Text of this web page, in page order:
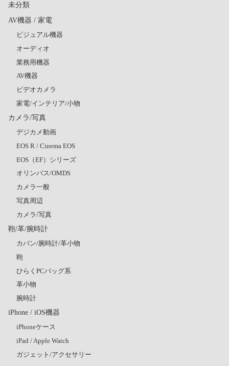
未分類
AV機器 / 家電
ビジュアル機器
オーディオ
業務用機器
AV機器
ビデオカメラ
家電/インテリア/小物
カメラ/写真
デジカメ動画
EOS R / Cinema EOS
EOS（EF）シリーズ
オリンパス/OMDS
カメラ一般
写真周辺
カメラ/写真
鞄/革/腕時計
カバン/腕時計/革小物
鞄
ひらくPCバッグ系
革小物
腕時計
iPhone / iOS機器
iPhoneケース
iPad / Apple Watch
ガジェット/アクセサリー